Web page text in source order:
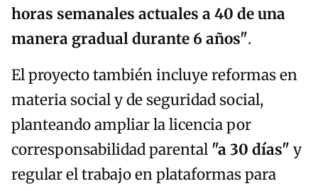
horas semanales actuales a 40 de una
manera gradual durante 6 años".
El proyecto también incluye reformas en
materia social y de seguridad social,
planteando ampliar la licencia por
corresponsabilidad parental "a 30 días" y
regular el trabajo en plataformas para